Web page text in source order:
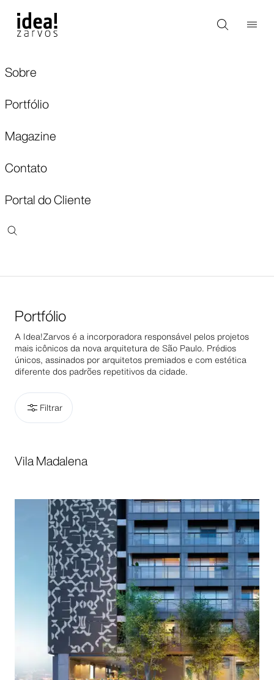
Sobre
Portfólio
Magazine
Contato
Portal do Cliente
Portfólio
A Idea!Zarvos é a incorporadora responsável pelos projetos
mais icônicos da nova arquitetura de São Paulo. Prédios
únicos, assinados por arquitetos premiados e com estética
diferente dos padrões repetitivos da cidade.
Filtrar
Vila Madalena